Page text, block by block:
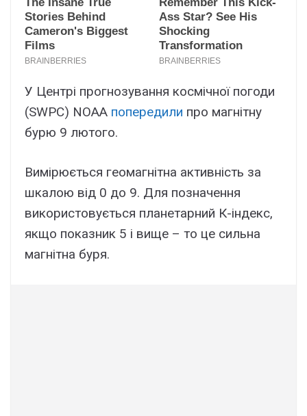
У Центрі прогнозування космічної погоди
(SWPC) NOAA попередили про магнітну
бурю 9 лютого.
Вимірюється геомагнітна активність за
шкалою від 0 до 9. Для позначення
використовується планетарний К-індекс,
якщо показник 5 і вище – то це сильна
магнітна буря.